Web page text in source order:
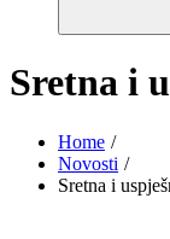
Sretna i
Home
Novosti
Sretna i